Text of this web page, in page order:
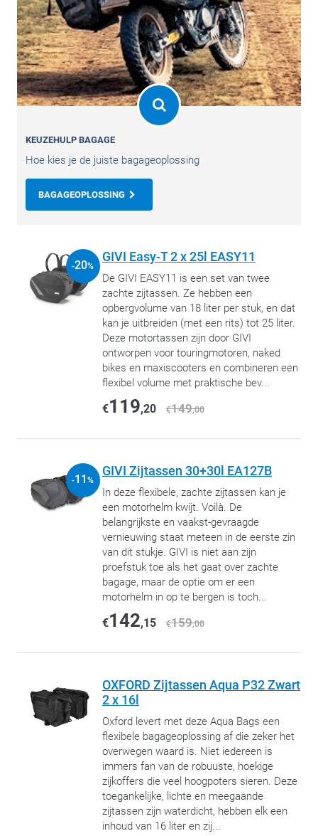
KEUZEHULP BAGAGE
Hoe kies je de juiste bagageoplossing
BAGAGEOPLOSSING
-20%
GIVI Easy-T 2 x 25l EASY11
De GIVI EASY11 is een set van twee
zachte zijtassen. Ze hebben een
opbergvolume van 18 liter per stuk, en dat
kan je uitbreiden (met een rits) tot 25 liter.
Deze motortassen zijn door GIVI
ontworpen voor touringmotoren, naked
bikes en maxiscooters en combineren een
flexibel volume met praktische bev...
€119,20 €149,00
-11%
GIVI Zijtassen 30+30l EA127B
In deze flexibele, zachte zijtassen kan je
een motorhelm kwijt. Voilà. De
belangrijkste en vaakst-gevraagde
vernieuwing staat meteen in de eerste zin
van dit stukje. GIVI is niet aan zijn
proefstuk toe als het gaat over zachte
bagage, maar de optie om er een
motorhelm in op te bergen is toch...
€142,15 €159,00
OXFORD Zijtassen Aqua P32 Zwart
2 x 16l
Oxford levert met deze Aqua Bags een
flexibele bagageoplossing af die zeker het
overwegen waard is. Niet iedereen is
immers fan van de robuuste, hoekige
zijkoffers die veel hoogpoters sieren. Deze
toegankelijke, lichte en meegaande
zijtassen zijn waterdicht, hebben elk een
inhoud van 16 liter en zij...